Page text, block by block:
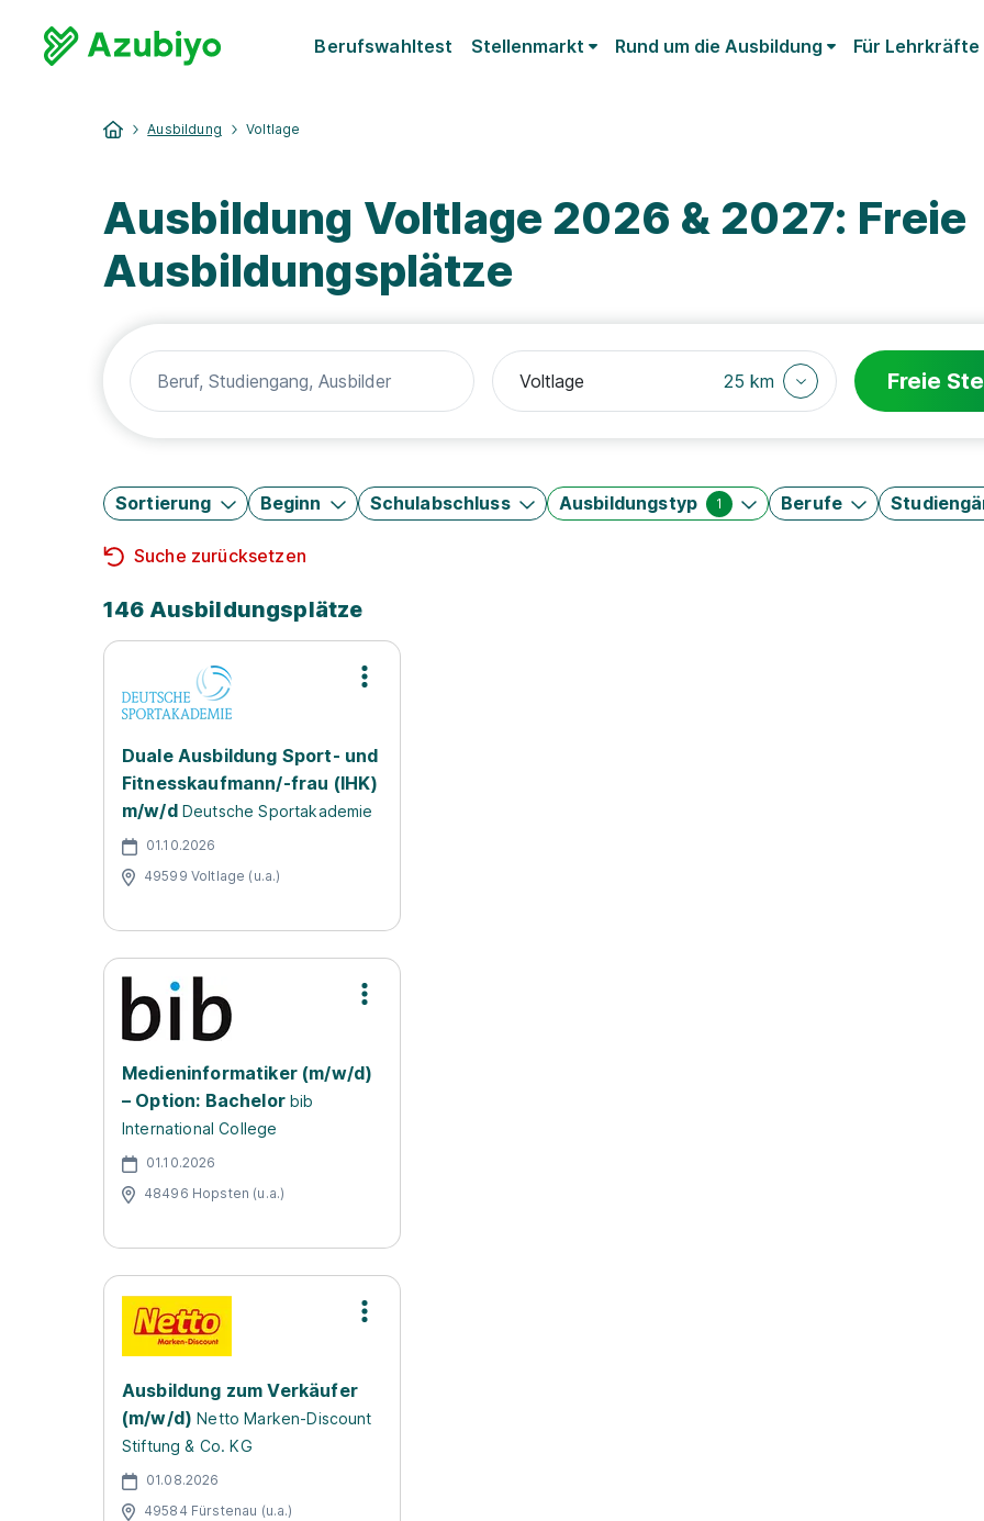
Berufswahltest Stellenmarkt Rund um die Ausbildung Für Lehrkräfte
Ausbildung Voltlage
Ausbildung Voltlage 2026 & 2027: Freie
Ausbildungsplätze
25 km Freie
Sortierung Beginn Schulabschluss Ausbildungstyp 1 Berufe
Suche zurücksetzen
146 Ausbildungsplätze
Duale Ausbildung Sport- und
Fitnesskaufmann/-frau (IHK)
m/w/d Deutsche Sportakademie
01.10.2026
49599 Voltlage (u.a.)
Medieninformatiker (m/w/d)
– Option: Bachelorbib
International College
01.10.2026
48496 Hopsten (u.a.)
Ausbildung zum Verkäufer
(m/w/d) Netto Marken-Discount
Stiftung & Co. KG
01.08.2026
49584 Fürstenau (u.a.)